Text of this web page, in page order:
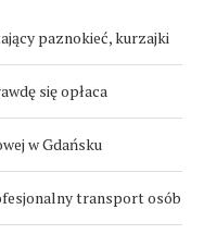
paznokieć, kurzajki
się opłaca
w Gdańsku
transport osób